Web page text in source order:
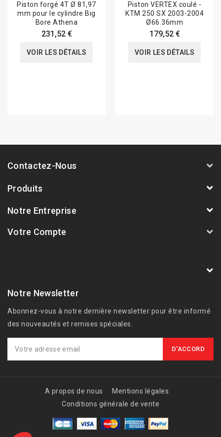
Piston forgé 4T Ø 81,97
mm pour le cylindre Big
Bore Athena
231,52 €
VOIR LES DÉTAILS
Piston VERTEX coulé -
KTM 250 SX 2003-2004
Ø66.36mm
179,52 €
VOIR LES DÉTAILS
Contactez-Nous
Produits
Notre Entreprise
Votre Compte
Notre Newsletter
Abonnez-vous à notre dernière newsletter pour être informé
des nouveautés et remises spéciales.
A propos de nous
Mentions légales
Conditions générale de vente